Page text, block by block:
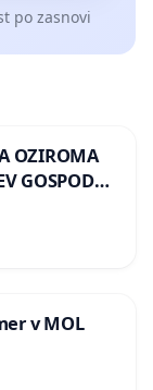
po zasnovi
OZIROMA
GOSPODA
v MOL